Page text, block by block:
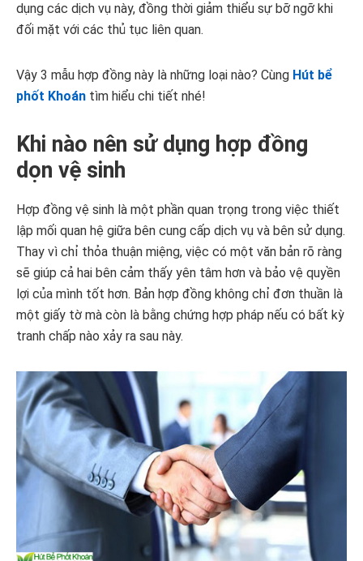
dụng các dịch vụ này, đồng thời giảm thiểu sự bỡ ngỡ khi
đối mặt với các thủ tục liên quan.
Vậy 3 mẫu hợp đồng này là những loại nào? Cùng Hút bể
phốt Khoán tìm hiểu chi tiết nhé!
Khi nào nên sử dụng hợp đồng
dọn vệ sinh
Hợp đồng vệ sinh là một phần quan trọng trong việc thiết
lập mối quan hệ giữa bên cung cấp dịch vụ và bên sử dụng.
Thay vì chỉ thỏa thuận miệng, việc có một văn bản rõ ràng
sẽ giúp cả hai bên cảm thấy yên tâm hơn và bảo vệ quyền
lợi của mình tốt hơn. Bản hợp đồng không chỉ đơn thuần là
một giấy tờ mà còn là bằng chứng hợp pháp nếu có bất kỳ
tranh chấp nào xảy ra sau này.